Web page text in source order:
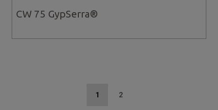
CW 75 GypSerra®
Bieżąca
1 Strona
2